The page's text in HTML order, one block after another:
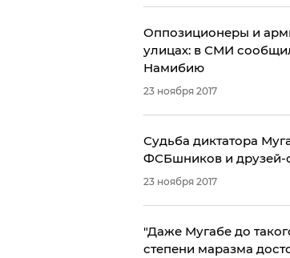
Оппозиционеры и
улицах: в СМИ
Намибию
23 ноября 2017
Судьба диктатора
ФСБшников и друзей-
23 ноября 2017
"Даже Мугабе до
степени маразма